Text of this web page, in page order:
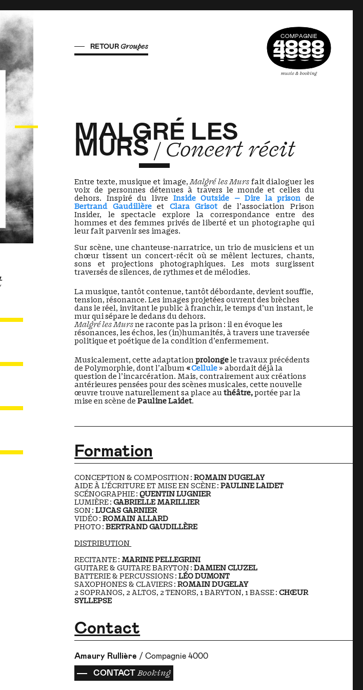
RETOUR Groupes
MALGRÉ LES
MURS/ Concert récit
Entre texte, musique et image,Malgré les Murs fait dialoguer les
voix de personnes détenues à travers le monde et celles du
dehors. Inspiré du livre Inside Outside — Dire la prison de
Bertrand Gaudillèreet Clara Grisot de l’association Prison
Insider, le spectacle explore la correspondance entre des
hommes et des femmes privés de liberté et un photographe qui
leur fait parvenir ses images.
Sur scène, une chanteuse-narratrice, un trio de musiciens et un
chœur tissent un concert-récit où se mêlent lectures, chants,
sons et projections photographiques. Les mots surgissent
traversés de silences, de rythmes et de mélodies.
La musique, tantôt contenue, tantôt débordante, devient souffle,
tension, résonance. Les images projetées ouvrent des brèches
dans le réel, invitant le public à franchir, le temps d’un instant, le
mur qui sépare le dedans du dehors.
Malgré les Mursne raconte pas la prison : il en évoque les
résonances, les échos, les (in)humanités, à travers une traversée
politique et poétique de la condition d’enfermement.
Musicalement, cette adaptationprolongele travaux précédents
de Polymorphie, dont l’album«Cellule» abordait déjà la
question de l’incarcération. Mais, contrairement aux créations
antérieures pensées pour des scènes musicales, cette nouvelle
œuvre trouve naturellement sa place authéâtre,portée par la
mise en scène dePauline Laidet.
Formation
CONCEPTION & COMPOSITION :ROMAIN DUGELAY
AIDE À L’ÉCRITURE ET MISE EN SCÈNE :PAULINE LAIDET
SCÉNOGRAPHIE :QUENTIN LUGNIER
LUMIÈRE :GABRIELLE MARILLIER
SON :LUCAS GARNIER
VIDÉO :ROMAIN ALLARD
PHOTO :BERTRAND GAUDILLÈRE
DISTRIBUTION
RECITANTE :MARINE PELLEGRINI
GUITARE & GUITARE BARYTON :DAMIEN CLUZEL
BATTERIE & PERCUSSIONS :LÉO DUMONT
SAXOPHONES & CLAVIERS :ROMAIN DUGELAY
2 SOPRANOS, 2 ALTOS, 2 TENORS, 1 BARYTON, 1 BASSE :CHŒUR
SYLLEPSE
Contact
Amaury Rullière / Compagnie 4000
CONTACT Booking